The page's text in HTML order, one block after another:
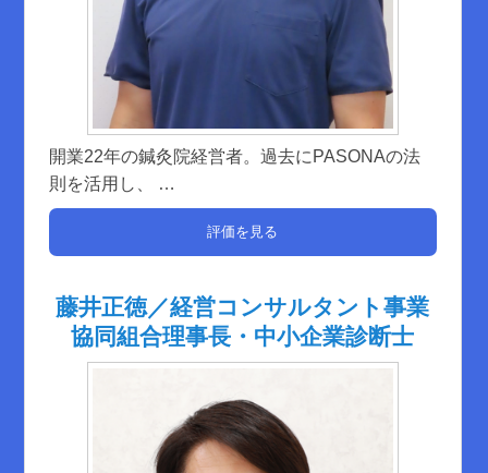
開業22年の鍼灸院経営者。過去にPASONAの法
則を活用し、
…
評価を見る
藤井正徳／経営コンサルタント事業
協同組合理事長・中小企業診断士